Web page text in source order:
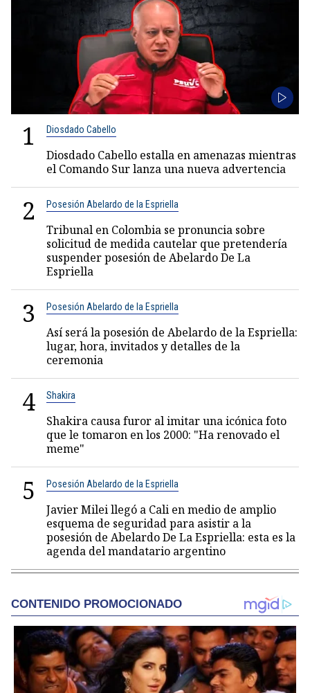
1 Diosdado Cabello
Diosdado Cabello estalla en amenazas mientras
el Comando Sur lanza una nueva advertencia
2 Posesión Abelardo de la Espriella
Tribunal en Colombia se pronuncia sobre
solicitud de medida cautelar que pretendería
suspender posesión de Abelardo De La
Espriella
3 Posesión Abelardo de la Espriella
Así será la posesión de Abelardo de la Espriella:
lugar, hora, invitados y detalles de la
ceremonia
4 Shakira
Shakira causa furor al imitar una icónica foto
que le tomaron en los 2000: "Ha renovado el
meme"
5 Posesión Abelardo de la Espriella
Javier Milei llegó a Cali en medio de amplio
esquema de seguridad para asistir a la
posesión de Abelardo De La Espriella: esta es la
agenda del mandatario argentino